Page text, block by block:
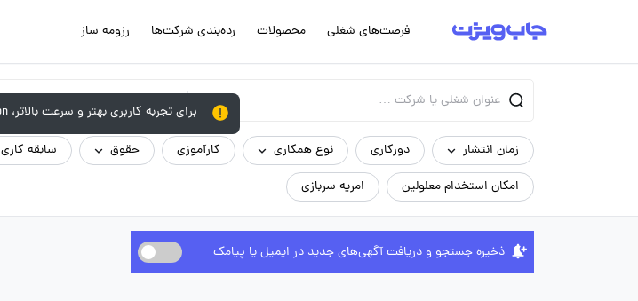
فرصت‌های شغلی محصولات رده‌بندی شرکت‌ها رزومه ساز
زمان انتشار دورکاری نوع همکاری کارآموزی حقوق سابقه کاری
امکان استخدام معلولین
امریه سربازی
ذخیره جستجو و دریافت آگهی‌های جدید در ایمیل یا پیامک
برای تجربه کاربری بهتر و سرعت بالاتر، vpn خود را خاموش کنید.